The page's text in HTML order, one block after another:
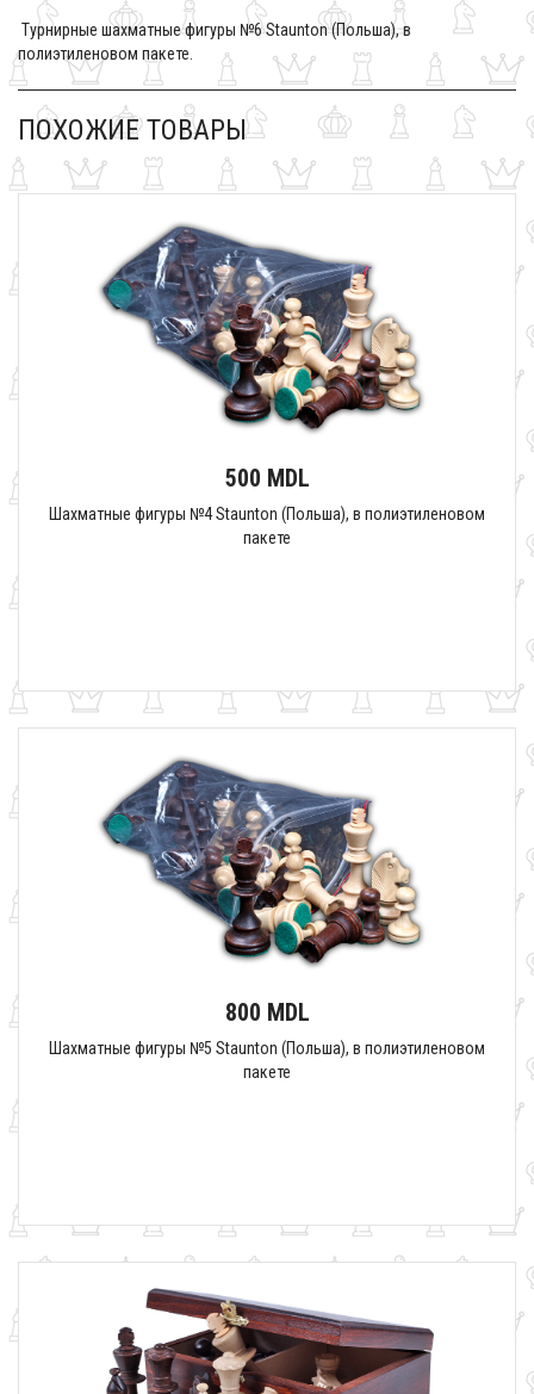
Турнирные шахматные фигуры №6 Staunton (Польша), в
полиэтиленовом пакете.
ПОХОЖИЕ ТОВАРЫ
500 MDL
Шахматные фигуры №4 Staunton (Польша), в полиэтиленовом
пакете
800 MDL
Шахматные фигуры №5 Staunton (Польша), в полиэтиленовом
пакете